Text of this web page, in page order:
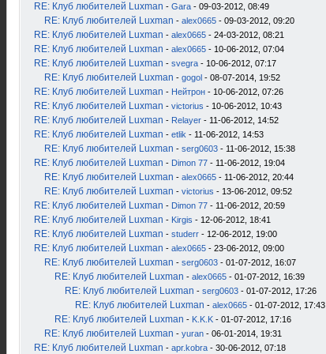
RE: Клуб любителей Luxman - Gara - 09-03-2012, 08:49
RE: Клуб любителей Luxman - alex0665 - 09-03-2012, 09:20
RE: Клуб любителей Luxman - alex0665 - 24-03-2012, 08:21
RE: Клуб любителей Luxman - alex0665 - 10-06-2012, 07:04
RE: Клуб любителей Luxman - svegra - 10-06-2012, 07:17
RE: Клуб любителей Luxman - gogol - 08-07-2014, 19:52
RE: Клуб любителей Luxman - Нейтрон - 10-06-2012, 07:26
RE: Клуб любителей Luxman - victorius - 10-06-2012, 10:43
RE: Клуб любителей Luxman - Relayer - 11-06-2012, 14:52
RE: Клуб любителей Luxman - etlik - 11-06-2012, 14:53
RE: Клуб любителей Luxman - serg0603 - 11-06-2012, 15:38
RE: Клуб любителей Luxman - Dimon 77 - 11-06-2012, 19:04
RE: Клуб любителей Luxman - alex0665 - 11-06-2012, 20:44
RE: Клуб любителей Luxman - victorius - 13-06-2012, 09:52
RE: Клуб любителей Luxman - Dimon 77 - 11-06-2012, 20:59
RE: Клуб любителей Luxman - Kirgis - 12-06-2012, 18:41
RE: Клуб любителей Luxman - studerr - 12-06-2012, 19:00
RE: Клуб любителей Luxman - alex0665 - 23-06-2012, 09:00
RE: Клуб любителей Luxman - serg0603 - 01-07-2012, 16:07
RE: Клуб любителей Luxman - alex0665 - 01-07-2012, 16:39
RE: Клуб любителей Luxman - serg0603 - 01-07-2012, 17:26
RE: Клуб любителей Luxman - alex0665 - 01-07-2012, 17:43
RE: Клуб любителей Luxman - K.K.K - 01-07-2012, 17:16
RE: Клуб любителей Luxman - yuran - 06-01-2014, 19:31
RE: Клуб любителей Luxman - apr.kobra - 30-06-2012, 07:18